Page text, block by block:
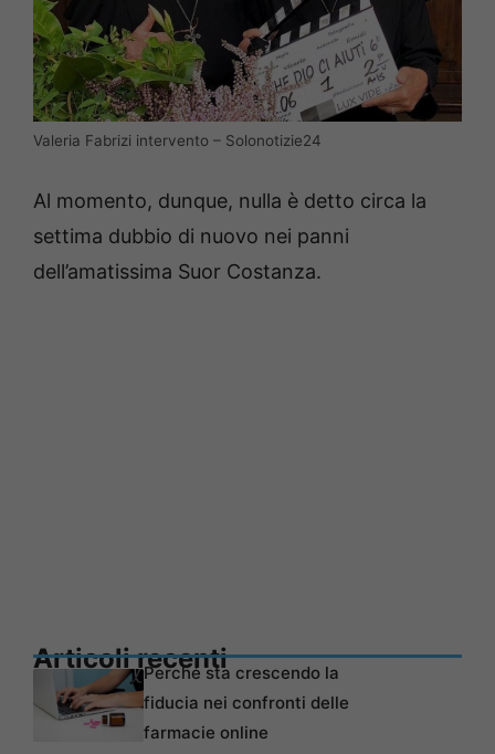
Valeria Fabrizi intervento – Solonotizie24
Al momento, dunque, nulla è detto circa la
settima dubbio di nuovo nei panni
dell’amatissima Suor Costanza.
Articoli recentiPerché sta crescendo la
fiducia nei confronti delle
farmacie online